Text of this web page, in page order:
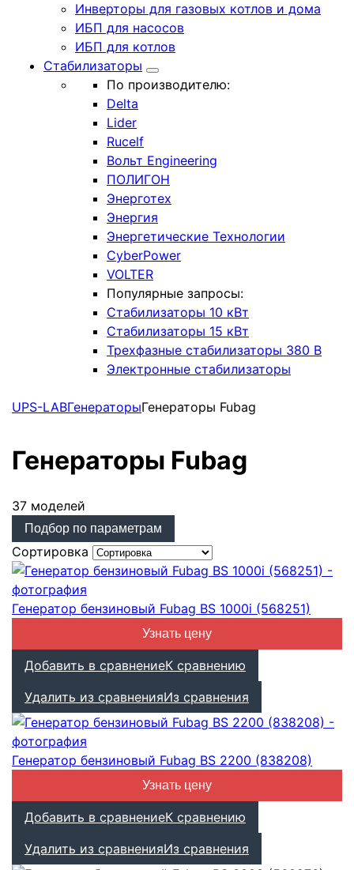
Инверторы для газовых котлов и дома
ИБП для насосов
ИБП для котлов
Стабилизаторы
По производителю:
Delta
Lider
Rucelf
Вольт Engineering
ПОЛИГОН
Энерготех
Энергия
Энергетические Технологии
CyberPower
VOLTER
Популярные запросы:
Стабилизаторы 10 кВт
Стабилизаторы 15 кВт
Трехфазные стабилизаторы 380 В
Электронные стабилизаторы
UPS-LABГенераторыГенераторы Fubag
Генераторы Fubag
37 моделей
Подбор по параметрам
Сортировка
Генератор бензиновый Fubag BS 1000i (568251)
Узнать цену
Добавить в сравнениеК сравнению
Удалить из сравненияИз сравнения
Генератор бензиновый Fubag BS 2200 (838208)
Узнать цену
Добавить в сравнениеК сравнению
Удалить из сравненияИз сравнения